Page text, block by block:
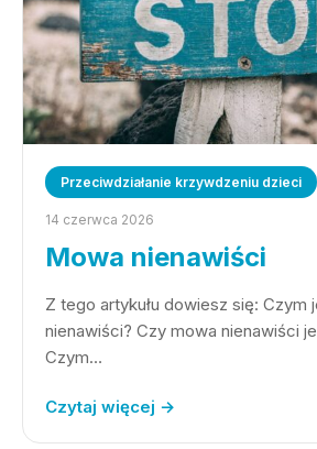
Przeciwdziałanie krzywdzeniu dzieci
14 czerwca 2026
Mowa nienawiści
Z tego artykułu dowiesz się: Czym
nienawiści? Czy mowa nienawiści
Czym…
Czytaj więcej →